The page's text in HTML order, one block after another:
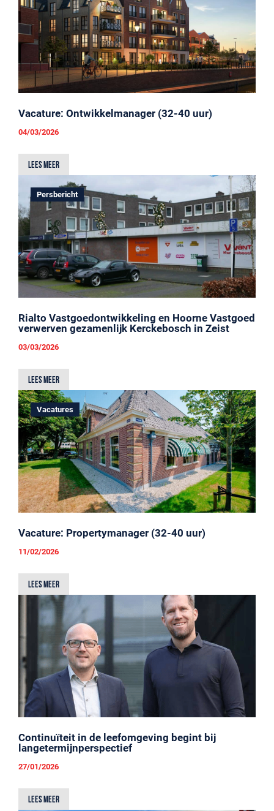
Vacature: Ontwikkelmanager (32-40 uur)
04/03/2026
Lees meer
Persbericht
Rialto Vastgoedontwikkeling en Hoorne Vastgoed
verwerven gezamenlijk Kerckebosch in Zeist
03/03/2026
Lees meer
Vacatures
Vacature: Propertymanager (32-40 uur)
11/02/2026
Lees meer
Continuïteit in de leefomgeving begint bij
langetermijnperspectief
27/01/2026
Lees meer